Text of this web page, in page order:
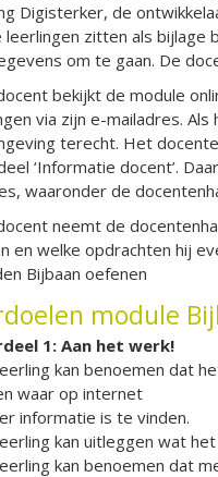
Digisterker, de
leerlingen zitten als bijlage
om te gaan. De
bekijkt de module
via zijn e-mailadres.
terecht. Het
‘Informatie docent’.
waaronder de
neemt de
en welke opdrachten hij
Bijbaan oefenen
module
1: Aan het werk!
kan benoemen dat
waar op internet
informatie is te vinden.
kan uitleggen wat het
kan benoemen dat